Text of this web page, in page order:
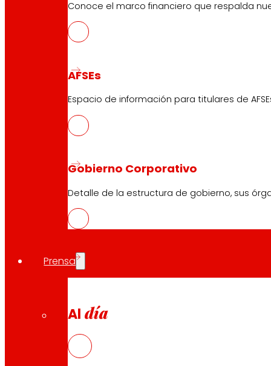
Conoce el marco financiero que respalda
AFSEs
Espacio de información para titulares de
Gobierno Corporativo
Detalle de la estructura de gobierno, sus
Prensa
Al día
Tiendas online
Retiradas de producto
Seguridad y confianza
Descarga la APP del club